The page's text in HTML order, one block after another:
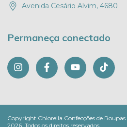
Avenida Cesário Alvim, 4680
Permaneça conectado
Copyright Chlorella Confecções de
2026. Todos os direitos reservados.